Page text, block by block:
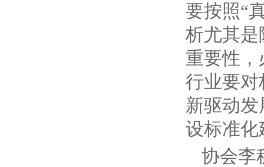
要按照“
析尤其
重要性
行业要
新驱动
设标准
协会李